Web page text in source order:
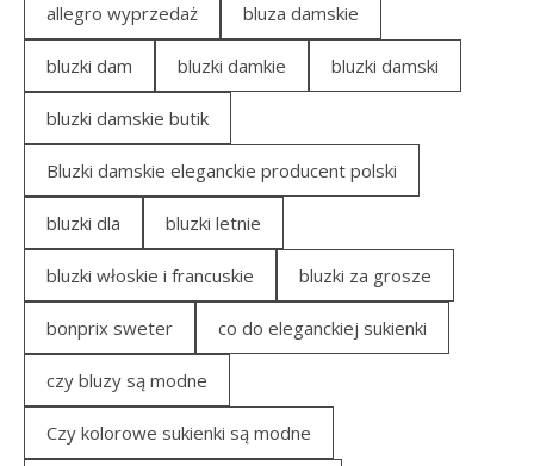
allegro wyprzedaż bluza damskie
bluzki dam bluzki damkie bluzki damski
bluzki damskie butik
Bluzki damskie eleganckie producent polski
bluzki dla bluzki letnie
bluzki włoskie i francuskie bluzki za grosze
bonprix sweter co do eleganckiej sukienki
czy bluzy są modne
Czy kolorowe sukienki są modne